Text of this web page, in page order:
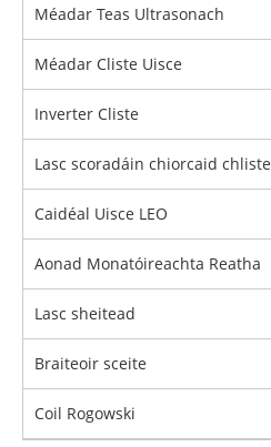
Méadar Teas Ultrasonach
Méadar Cliste Uisce
Inverter Cliste
Lasc scoradáin chiorcaid chliste
Caidéal Uisce LEO
Aonad Monatóireachta Reatha
Lasc sheitead
Braiteoir sceite
Coil Rogowski